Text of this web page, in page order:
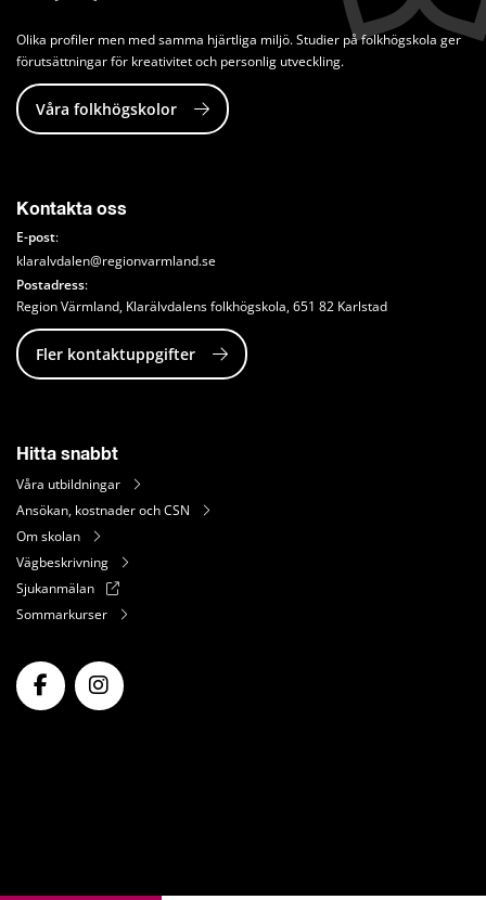
Olika profiler men med samma hjärtliga miljö. Studier på folkhögskola ger
förutsättningar för kreativitet och personlig utveckling.
Våra folkhögskolor
Kontakta oss
E-post:
klaralvdalen@regionvarmland.se
Postadress:
Region Värmland, Klarälvdalens folkhögskola, 651 82 Karlstad
Fler kontaktuppgifter
Hitta snabbt
Våra utbildningar
Ansökan, kostnader och CSN
Om skolan
Vägbeskrivning
Sjukanmälan
Sommarkurser